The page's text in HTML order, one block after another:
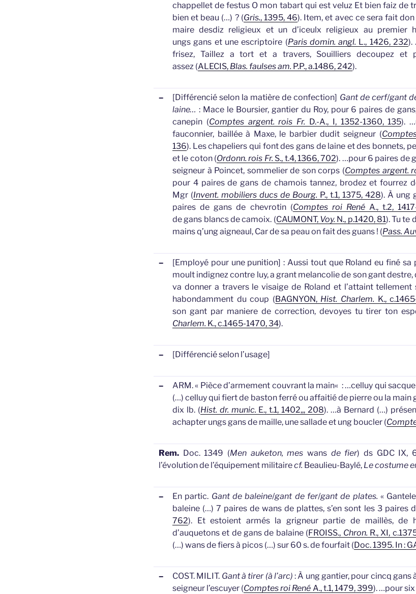
chappellet de festus O mon tabart qui est veluz Et bien faiz de
bien et beau (…) ? (Gris., 1395, 46). Item, et avec ce sera fait
maire desdiz religieux et un d’iceulx religieux au premier
ungsgans et une escriptoire (Paris domin. angl. L., 1426, 232).
frisez, Taillez a tort et a travers, Souilliers decoupez et
assez (ALECIS, Blas. faulses am. P.P., a.1486, 242).
– [Différencié selon la matière de confection] Gant de cerf/gant
laine… : Mace le Boursier, gantier du Roy, pour 6 paires degans
canepin (Comptes argent. rois Fr. D.-A., I, 1352-1360, 135).
fauconnier, baillée à Maxe, le barbier dudit seigneur (
136). Les chapeliers qui font des gansde laine et des bonnets,
et le coton (Ordonn. rois Fr. S., t.4, 1366, 702). …pour 6 paires de
seigneur à Poincet, sommelier de son corps (Comptes argent.
pour 4 paires degans de chamois tannez, brodez et fourrez
Mgr (Invent. mobiliers ducs de Bourg. P., t.1, 1375, 428). À ung
paires degans de chevrotin (Comptes roi René A., t.2,
degans blancs de camoix. (CAUMONT, Voy. N., p.1420, 81).Tu te
mains q’ung aigneaul, Car de sa peau on fait desguans ! (Pass.
– [Employé pour une punition] : Aussi tout que Roland eu finé sa
moult indignez contre luy, a grant melancolie de songantdestre,
va donner a travers le visaige de Roland et l’attaint
habondamment du coup (BAGNYON, Hist. Charlem. K.,
son gantpar maniere de correction, devoyes tu tirer ton
Charlem. K., c.1465-1470, 34).
– [Différencié selon l’usage]
– ARM.« Pièce d’armement couvrant la main« : …celluy qui
(…) celluy qui fiert de baston ferré ou affaitié de pierre ou la main
dix lb. (Hist. dr. munic. E., t.1, 1402,,, 208).…à Bernard (…)
achapter ungsgansde maille, une sallade et ung boucler (
Rem. Doc. 1349 (Men auketon, mes wans de fier) ds GDC IX,
l’évolution de l’équipement militairecf. Beaulieu-Baylé, Le costume
– En partic. Gant de baleine/gant de fer/gant de plates. «
baleine (…) 7 paires dewans de plattes, s’en sont les 3 paires
762).
Et estoient armés la grigneur partie de maillès, de
d’auquetons et degans de balaine (FROISS., Chron. R., XI,
(…) wansde fiers à picos (…) sur 60 s. de fourfait (Doc. 1395. In :
– COST. MILIT. Gant à tirer (à l’arc) : À ung gantier, pour cincq gans
seigneur l’escuyer (Comptes roi René A., t.1, 1479, 399).…pour